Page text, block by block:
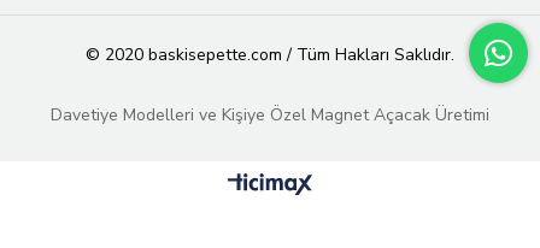
© 2020 baskisepette.com / Tüm Hakları Saklıdır.
Davetiye Modelleri ve Kişiye Özel Magnet Açacak Üretimi